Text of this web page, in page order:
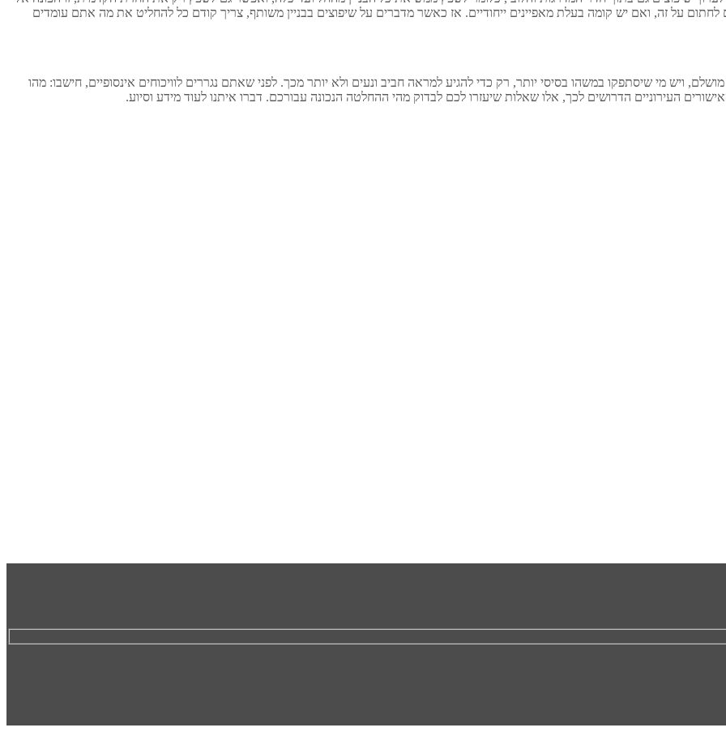
לחתום על זה, ואם יש קומה בעלת מאפיינים ייחודיים. אז כאשר מדברים על שיפוצים בבניין משותף, צריך קודם כל להחליט את מה אתם עומדים
ויש מי שיסתפקו במשהו בסיסי יותר, רק כדי להגיע למראה חביב ונעים ולא יותר מכך. לפני שאתם נגררים לוויכוחים אינסופיים, חישבו: מהו
העירוניים הדרושים לכך, אלו שאלות שיעזרו לכם לבדוק מהי ההחלטה הנכונה עבורכם. דברו איתנו לעוד מידע וסיוע.